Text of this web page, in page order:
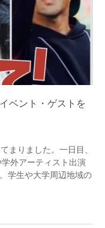
ベント・ゲストを
まりました。一日目、
外アーティスト出演
学生や大学周辺地域の